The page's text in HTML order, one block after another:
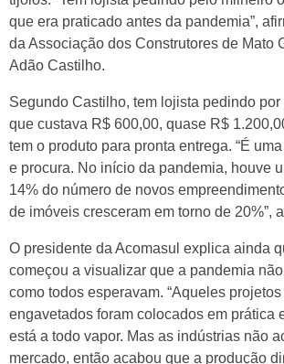
que era praticado antes da pandemia”,
da Associação dos Construtores de Mato
Adão Castilho.
Segundo Castilho, tem lojista pedindo
que custava R$ 600,00, quase R$
tem o produto para pronta entrega. “É
e procura. No início da pandemia, houve
14% do número de novos
de imóveis cresceram em torno de 20%”,
O presidente da Acomasul explica ainda
começou a visualizar que a pandemia
como todos esperavam. “Aqueles
engavetados foram colocados em prática
está a todo vapor. Mas as indústrias não
mercado, então acabou que a produção